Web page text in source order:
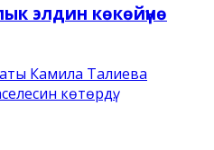
элдин көкөйүнө
Камила Талиева
көтөрдү.